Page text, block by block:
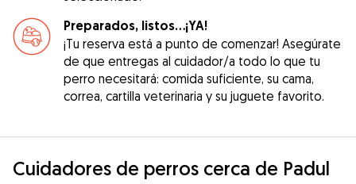
Preparados, listos...¡YA!
¡Tu reserva está a punto de comenzar! Asegúrate
de que entregas al cuidador/a todo lo que tu
perro necesitará: comida suficiente, su cama,
correa, cartilla veterinaria y su juguete favorito.
Cuidadores de perros cerca de Padul